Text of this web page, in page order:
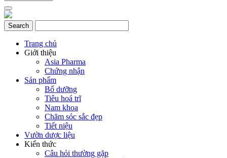
Trang chủ
Giới thiệu
Asia Pharma
Chứng nhận
Sản phẩm
Bổ dưỡng
Tiêu hoá trĩ
Nam khoa
Chăm sóc sắc đẹp
Tiết niệu
Vườn dược liệu
Kiến thức
Câu hỏi thường gặp